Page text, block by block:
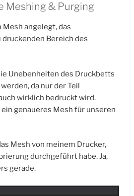
Meshing & Purging
angelegt, das
Bereich des
Unebenheiten des Druckbetts
da nur der Teil
wirklich bedruckt wird.
genaueres Mesh für unseren
Mesh von meinem Drucker,
durchgeführt habe. Ja,
gerade.